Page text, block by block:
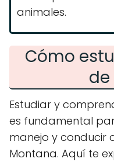
animales.
Cómo
Estudiar y
es fundamental
manejo y conducir
Montana. Aquí te